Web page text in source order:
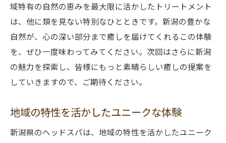
域特有の自然の恵みを最大限に活かしたトリートメント
は、他に類を見ない特別なひとときです。新潟の豊かな
自然が、心の深い部分まで癒しを届けてくれるこの体験
を、ぜひ一度味わってみてください。次回はさらに新潟
の魅力を探索し、皆様にもっと素晴らしい癒しの提案を
していきますので、ご期待ください。
地域の特性を活かしたユニークな体験
新潟県のヘッドスパは、地域の特性を活かしたユニーク